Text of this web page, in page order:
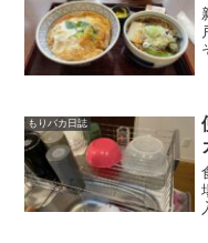
もりバカ日誌